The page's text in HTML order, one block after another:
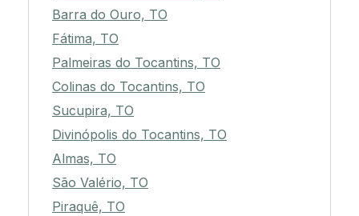
Barra do Ouro, TO
Fátima, TO
Palmeiras do Tocantins, TO
Colinas do Tocantins, TO
Sucupira, TO
Divinópolis do Tocantins, TO
Almas, TO
São Valério, TO
Piraquê, TO